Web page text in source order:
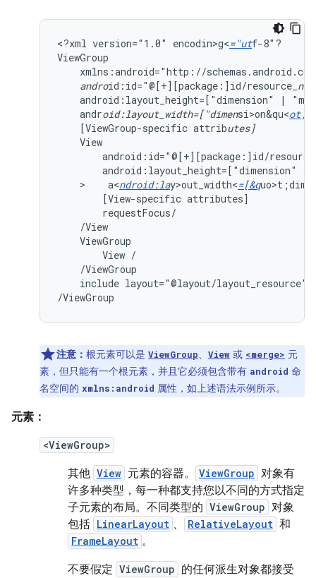
<?xml version="1.0" encodin>g<="utf-8"?
xmlns:android="http://
android:id="@[+][package:]id/resource
android:layout_height=["dimension"
|
android:layout_width=["dimensi>on&qu<ot;
[ViewGroup-specific attributes]
android:id="@[+][package:]id/
android:layout_height=["dimension"
>    a<ndroid:lay>out_width<=[&q
[View-specific attributes]
ViewGroup
View
include layout="@layout/layout_resource"/
/ViewGroup
注意： 根元素可以是 ViewGroup、 View 或 <merge> 元
素，但只能有一个根元素，并且它必须包含带有 android 命
名空间的 xmlns:android 属性，如上述语法示例所示。
元素：
<ViewGroup>
其他 View 元素的容器。 ViewGroup 对象有
许多种类型，每一种都支持您以不同的方式指定
子元素的布局。不同类型的 ViewGroup 对象
包括 LinearLayout 、 RelativeLayout 和
FrameLayout 。
不要假定 ViewGroup 的任何派生对象都接受